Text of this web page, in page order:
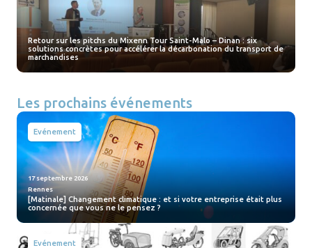
Retour sur les pitchs du Mixenn Tour Saint-Malo – Dinan : six
solutions concrètes pour accélérer la décarbonation du transport de
marchandises
Les prochains événements
Evénement
17 septembre 2026
Rennes
[Matinale] Changement climatique : et si votre entreprise était plus
concernée que vous ne le pensez ?
Evénement